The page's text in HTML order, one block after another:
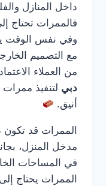
داخل المنازل
فالممرات تحتاج
وفي نفس الوقت
مع التصميم
من العملاء
دبي لتنفيذ
أنيق.
الممرات قد تكون
مدخل المنزل،
في المساحات
الممرات يحتاج